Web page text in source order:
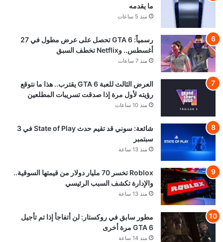
ما يقدمه
منذ 5 ساعات
رسمياً: GTA 6 تحصل على عرض مطول في 27
أغسطس.. وNetflix تخطف السبق
منذ 7 ساعات
العرض الثالث للعبة GTA 6 يقترب.. هذا ما نتوقع
رؤيته لأول مرة إذا صدقت تسريبات المطلعين
منذ 10 ساعات
شائعة: سوني قد تقيم حدث State of Play في 3
سبتمبر
منذ 13 ساعة
Roblox تخسر 70 مليار دولار من قيمتها السوقية..
والإدارة تكشف السبب الرئيسي
منذ 13 ساعة
مطور سابق في روكستار: لن أتفاجأ إذا تم تأجيل
GTA 6 مرة أخرى
منذ 14 ساعة